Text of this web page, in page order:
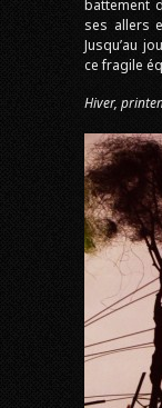
battement
ses allers
Jusqu’au
ce fragile
Hiver,